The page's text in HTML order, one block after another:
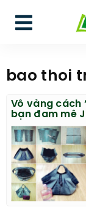
bao thoi
Vô vàng cách
bạn đam mê